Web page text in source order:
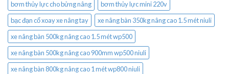
bơm thủy lực cho bửng nâng
bơm thủy lực mini 220v
bạc đạn cổ xoay xe nâng tay
xe nâng bàn 350kg nâng cao 1.5 mét niuli
xe nâng bàn 500kg nâng cao 1.5 mét wp500
xe nâng bàn 500kg nâng cao 900mm wp500 niuli
xe nâng bàn 800kg nâng cao 1 mét wp800 niuli